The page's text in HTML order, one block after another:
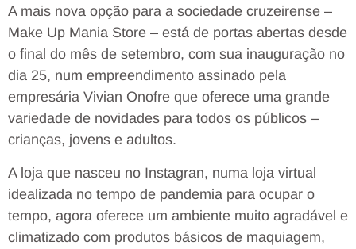
A mais nova opção para a sociedade cruzeirense –
Make Up Mania Store – está de portas abertas desde
o final do mês de setembro, com sua inauguração no
dia 25, num empreendimento assinado pela
empresária Vivian Onofre que oferece uma grande
variedade de novidades para todos os públicos –
crianças, jovens e adultos.
A loja que nasceu no Instagran, numa loja virtual
idealizada no tempo de pandemia para ocupar o
tempo, agora oferece um ambiente muito agradável e
climatizado com produtos básicos de maquiagem,